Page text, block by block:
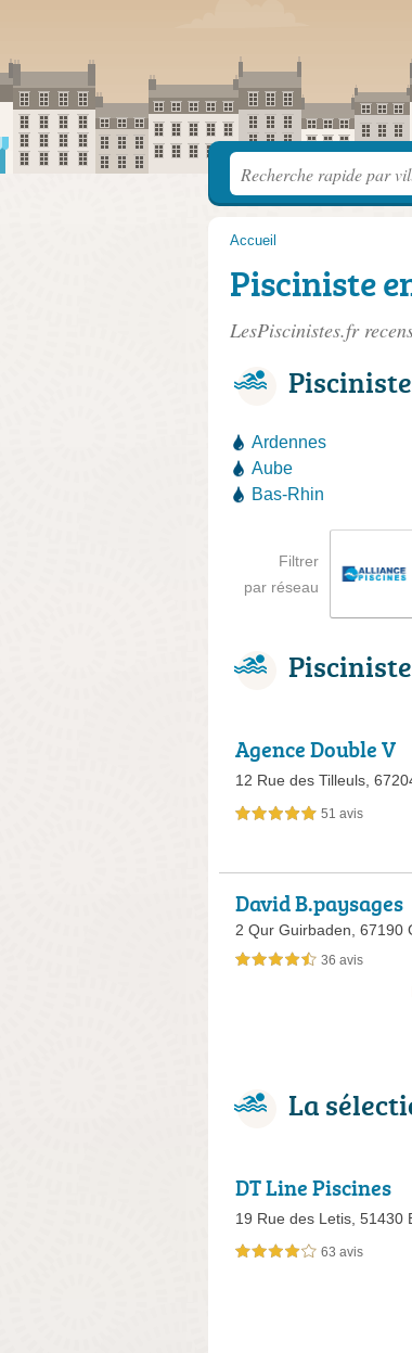
Accueil
Pisciniste
LesPiscinistes.fr
Ardennes
Aube
Bas-Rhin
Filtrer
par réseau
Agence Double V
12 Rue des Tilleuls,
5,0 étoiles sur 5 51 avis
David B.paysages
2 Qur Guirbaden, 67190
4,5 étoiles sur 5 36 avis
La
DT Line Piscines
19 Rue des Letis, 51430
4,0 étoiles sur 5 63 avis